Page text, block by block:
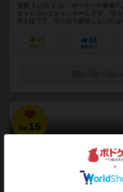
雷轟【-山吹-】は… ポーカーや麻雀の
セットコレクションゲームです。 役
塔を建てて、雷の術で解放しなければ
73
興味あり
68
経験あり
No.15
Bloodborne: The